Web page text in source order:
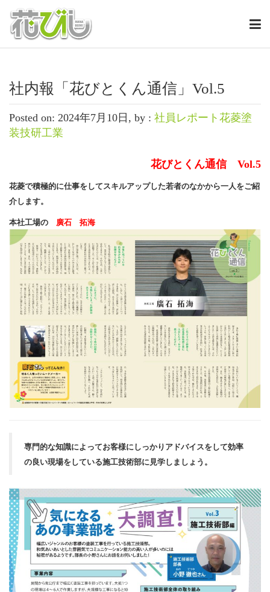
社内報「花びとくん通信」Vol.5
Posted on: 2024年7月10日, by : 社員レポート花菱塗
装技研工業
花びとくん通信 Vol.5
花菱で積極的に仕事をしてスキルアップした若者のなかから一人をご紹
介します。
本社工場の 廣石 拓海
専門的な知識によってお客様にしっかりアドバイスをして効率
の良い現場をしている施工技術部に見学しましょう。